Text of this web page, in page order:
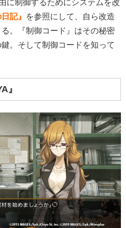
に制御するためにシステムを改
記』
を参照にして、自ら改造
。『制御コード』はその秘密
。そして制御コードを知って
』